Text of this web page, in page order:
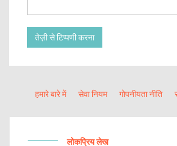
तेज़ी से टिप्पणी करना
हमारे बारे में सेवा नियम गोपनीयता नीति
लोकप्रिय लेख